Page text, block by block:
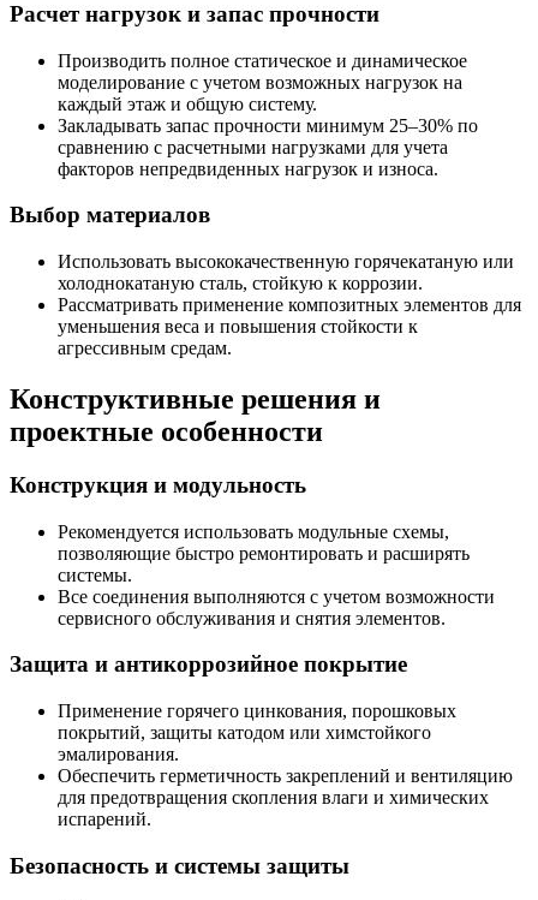
Расчет нагрузок и запас прочности
Производить полное статическое и динамическое
моделирование с учетом возможных нагрузок на
каждый этаж и общую систему.
Закладывать запас прочности минимум 25–30% по
сравнению с расчетными нагрузками для учета
факторов непредвиденных нагрузок и износа.
Выбор материалов
Использовать высококачественную горячекатаную или
холоднокатаную сталь, стойкую к коррозии.
Рассматривать применение композитных элементов для
уменьшения веса и повышения стойкости к
агрессивным средам.
Конструктивные решения и
проектные особенности
Конструкция и модульность
Рекомендуется использовать модульные схемы,
позволяющие быстро ремонтировать и расширять
системы.
Все соединения выполняются с учетом возможности
сервисного обслуживания и снятия элементов.
Защита и антикоррозийное покрытие
Применение горячего цинкования, порошковых
покрытий, защиты катодом или химстойкого
эмалирования.
Обеспечить герметичность закреплений и вентиляцию
для предотвращения скопления влаги и химических
испарений.
Безопасность и системы защиты